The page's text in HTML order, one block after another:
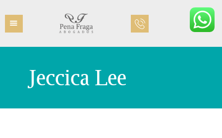
Jeccica Lee
INICIO
ÁREAS PRÁCTICAS